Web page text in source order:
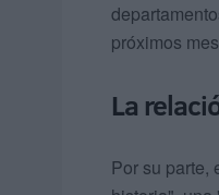
próximos
La
Por su parte,